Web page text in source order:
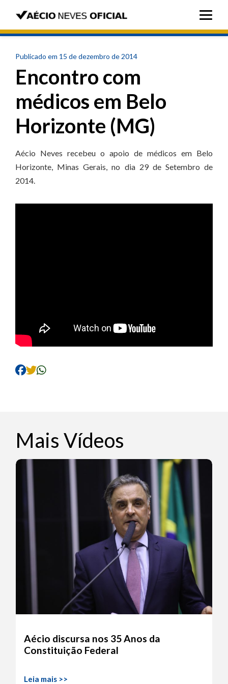
Publicado em 15 de dezembro de 2014
Encontro com
médicos em Belo
Horizonte (MG)
Aécio Neves recebeu o apoio de médicos em Belo
Horizonte, Minas Gerais, no dia 29 de Setembro de
2014.
Mais Vídeos
Aécio discursa nos 35 Anos da
Constituição Federal
Leia mais >>